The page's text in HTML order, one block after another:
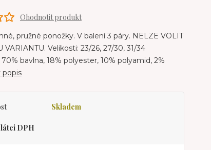
Ohodnotit produkt
pružné ponožky. V balení 3 páry. NELZE VOLIT
VARIANTU. Velikosti: 23/26, 27/30, 31/34
bavlna, 18% polyester, 10% polyamid, 2%
popis
Skladem
DPH